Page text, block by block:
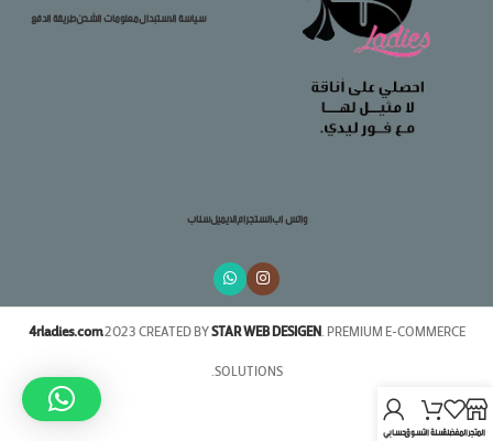
سياسة الاستبدالمعلومات الشحنطريقة الدفع
واتس ابانستجرامالايميلسناب
4rladies.com2023 CREATED BYSTAR WEB DESIGEN. PREMIUM E-COMMERCE
SOLUTIONS.
المتجرالمفضلةسلة التسوقحسابي